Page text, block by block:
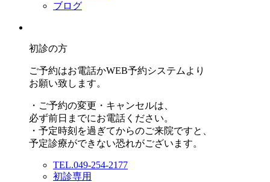
ブログ
初診の方
ご予約はお電話かWEB予約システムより
お願い致します。
・ご予約の変更・キャンセルは、
必ず前日までにお電話ください。
・予定時刻を過ぎてからのご来院ですと、
予定診療ができない恐れがございます。
TEL.049-254-2177
初診専用